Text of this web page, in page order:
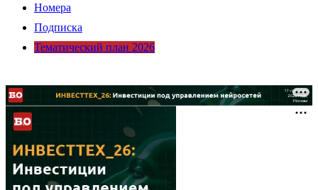
Номера
Подписка
Тематический план 2026